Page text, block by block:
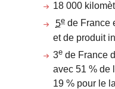
18 000
5e de France
et de produit
3e de France
avec 51 % de
19 % pour le